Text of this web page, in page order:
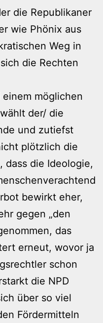
die Republikaner
wie Phönix aus
Weg in
die Rechten
möglichen
der/ die
und zutiefst
plötzlich die
dass die Ideologie,
bewirkt eher,
gegen „den
das
erneut, wovor ja
schon
die NPD
über so viel
Fördermitteln